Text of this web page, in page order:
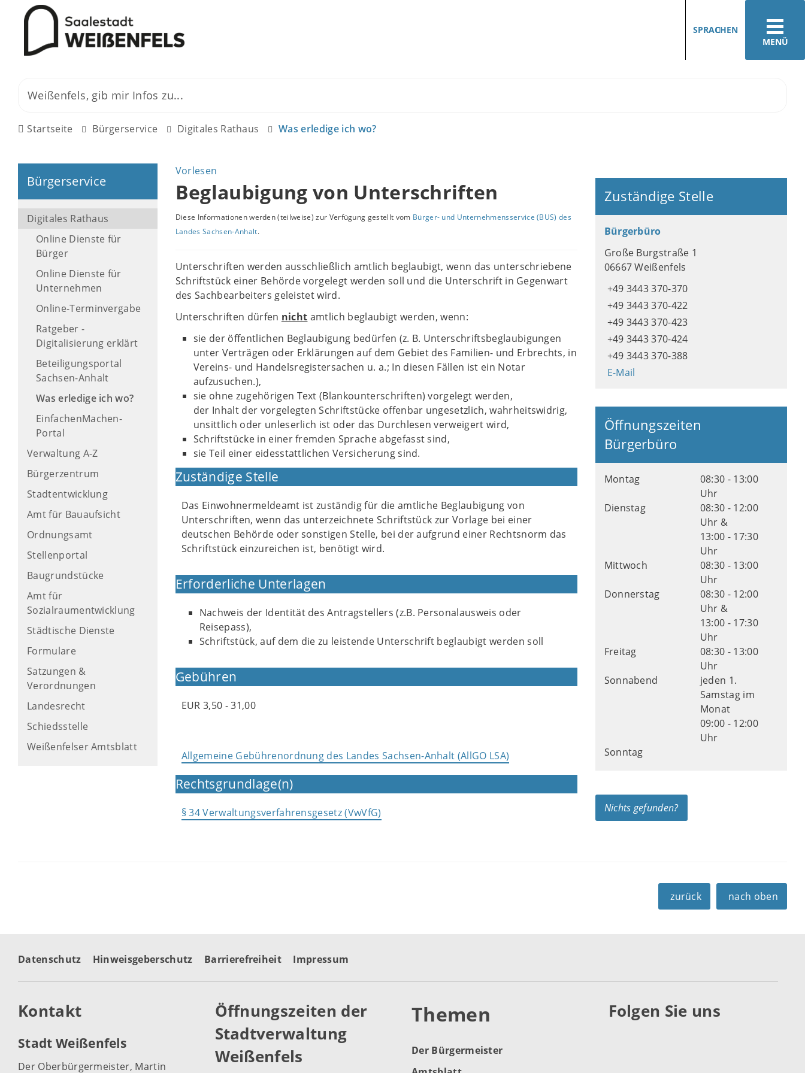
MENÜ
SPRACHEN
Startseite Bürgerservice Digitales Rathaus Was erledige ich wo?
Bürgerservice
Digitales Rathaus
Online Dienste für
Bürger
Online Dienste für
Unternehmen
Online-Terminvergabe
Ratgeber -
Digitalisierung erklärt
Beteiligungsportal
Sachsen-Anhalt
Was erledige ich wo?
EinfachenMachen-
Portal
Verwaltung A-Z
Bürgerzentrum
Stadtentwicklung
Amt für Bauaufsicht
Ordnungsamt
Stellenportal
Baugrundstücke
Amt für
Sozialraumentwicklung
Städtische Dienste
Formulare
Satzungen &
Verordnungen
Landesrecht
Schiedsstelle
Weißenfelser Amtsblatt
Vorlesen
Beglaubigung von Unterschriften
Diese Informationen werden (teilweise) zur Verfügung gestellt vom Bürger- und Unternehmensservice (BUS) des
Landes Sachsen-Anhalt.
Unterschriften werden ausschließlich amtlich beglaubigt, wenn das unterschriebene
Schriftstück einer Behörde vorgelegt werden soll und die Unterschrift in Gegenwart
des Sachbearbeiters geleistet wird.
Unterschriften dürfen nicht amtlich beglaubigt werden, wenn:
sie der öffentlichen Beglaubigung bedürfen (z. B. Unterschriftsbeglaubigungen
unter Verträgen oder Erklärungen auf dem Gebiet des Familien- und Erbrechts, in
Vereins- und Handelsregistersachen u. a.; In diesen Fällen ist ein Notar
aufzusuchen.),
sie ohne zugehörigen Text (Blankounterschriften) vorgelegt werden,
der Inhalt der vorgelegten Schriftstücke offenbar ungesetzlich, wahrheitswidrig,
unsittlich oder unleserlich ist oder das Durchlesen verweigert wird,
Schriftstücke in einer fremden Sprache abgefasst sind,
sie Teil einer eidesstattlichen Versicherung sind.
Zuständige Stelle
Das Einwohnermeldeamt ist zuständig für die amtliche Beglaubigung von
Unterschriften, wenn das unterzeichnete Schriftstück zur Vorlage bei einer
deutschen Behörde oder sonstigen Stelle, bei der aufgrund einer Rechtsnorm das
Schriftstück einzureichen ist, benötigt wird.
Erforderliche Unterlagen
Nachweis der Identität des Antragstellers (z.B. Personalausweis oder
Reisepass),
Schriftstück, auf dem die zu leistende Unterschrift beglaubigt werden soll
Gebühren
EUR 3,50 - 31,00
Allgemeine Gebührenordnung des Landes Sachsen-Anhalt (AllGO LSA)
Rechtsgrundlage(n)
§ 34 Verwaltungsverfahrensgesetz (VwVfG)
Zuständige Stelle
Bürgerbüro
Große Burgstraße 1
06667 Weißenfels
+49 3443 370-370
+49 3443 370-422
+49 3443 370-423
+49 3443 370-424
+49 3443 370-388
E-Mail
Öffnungszeiten
Bürgerbüro
Montag
08:30 - 13:00
Uhr
Dienstag
08:30 - 12:00
Uhr &
13:00 - 17:30
Uhr
Mittwoch
08:30 - 13:00
Uhr
Donnerstag
08:30 - 12:00
Uhr &
13:00 - 17:30
Uhr
Freitag
08:30 - 13:00
Uhr
Sonnabend
jeden 1.
Samstag im
Monat
09:00 - 12:00
Uhr
Sonntag
Nichts gefunden?
zurück nach oben
Datenschutz Hinweisgeberschutz Barrierefreiheit Impressum
Kontakt
Stadt Weißenfels
Der Oberbürgermeister, Martin
Öffnungszeiten der
Stadtverwaltung
Weißenfels
Themen
Der Bürgermeister
Folgen Sie uns